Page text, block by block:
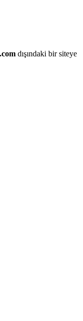
dışındaki bir siteye